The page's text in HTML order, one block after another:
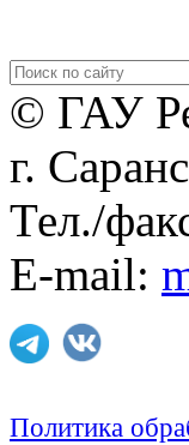
© ГАУ
г.
Тел./
E-mail:
Политика